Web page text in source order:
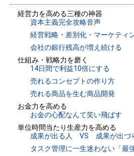
経営力を高める三種の神器
資本主義完全攻略音声
経営戦略・差別化・マーケティ
会社の銀行残高が増え続ける
仕組み・戦略力を磨く
14日間で利益10倍にする
売れるコンセプトの作り方
売れる商品を生む商品開発
お金力を高める
お金の心配なんて笑い飛ばす
単位時間当たり生産力を高める
成果が出る人 VS 成果が出づ
タスク管理に一生迷わない「最